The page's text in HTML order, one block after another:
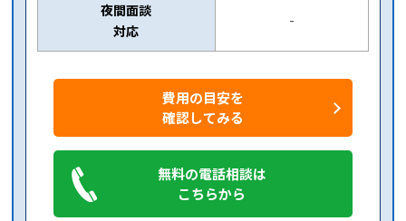
夜間面談
対応
-
費用の目安を
確認してみる
無料の電話相談は
こちらから